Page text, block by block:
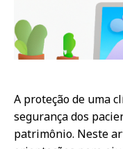
A proteção de uma
segurança dos
patrimônio. Neste